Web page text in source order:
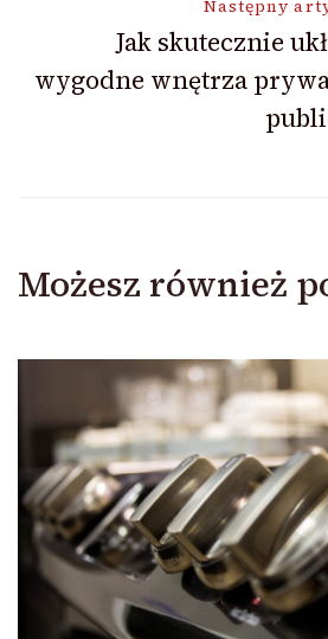
Następny
Jak skutecznie
wygodne wnętrza
Możesz również